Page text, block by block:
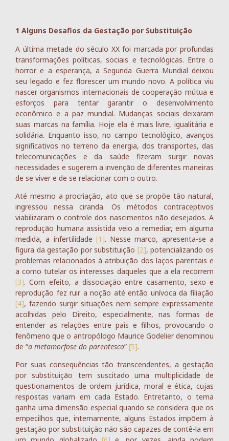
1 Alguns Desafios da Gestação por Substituição
A última metade do século XX foi marcada por profundas
transformações políticas, sociais e tecnológicas. Entre o
horror e a esperança, a Segunda Guerra Mundial deixou
seu legado e fez florescer um mundo novo. A política viu
nascer organismos internacionais de cooperação mútua e
esforços para tentar garantir o desenvolvimento
econômico e a paz mundial. Mudanças sociais deixaram
suas marcas na família. Hoje ela é mais livre, igualitária e
solidária. Enquanto isso, no campo tecnológico, avanços
significativos no terreno da energia, dos transportes, das
telecomunicações e da saúde fizeram surgir novas
necessidades e sugerem a invenção de diferentes maneiras
de se viver e de se relacionar com o outro.
Até mesmo a procriação, ato que se propõe tão natural,
ingressou nessa ciranda. Os métodos contraceptivos
viabilizaram o controle dos nascimentos não desejados. A
reprodução humana assistida veio a remediar, em alguma
medida, a infertilidade [1]. Nesse marco, apresenta-se a
figura da gestação por substituição [2], potencializando os
problemas relacionados à atribuição dos laços parentais e
a como tutelar os interesses daqueles que a ela recorrem
[3]. Com efeito, a dissociação entre casamento, sexo e
reprodução fez ruir a noção até então unívoca da filiação
[4], fazendo surgir situações nem sempre expressamente
acolhidas pelo Direito, especialmente, nas formas de
entender as relações entre pais e filhos, provocando o
fenômeno que o antropólogo Maurice Godelier denominou
de “a metamorfose do parentesco” [5].
Por suas consequências tão transcendentes, a gestação
por substituição tem suscitado uma multiplicidade de
questionamentos de ordem jurídica, moral e ética, cujas
respostas variam em cada Estado. Entretanto, o tema
ganha uma dimensão especial quando se considera que os
empecilhos que, internamente, alguns Estados impõem à
gestação por substituição não são capazes de contê-la em